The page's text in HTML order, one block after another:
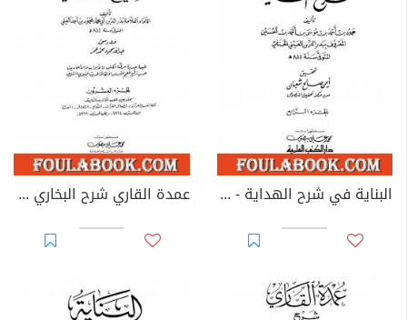
البناية في شرح الهداية - المجلد الرابع عمدة القاري شرح البخاري - الجزء العشرون